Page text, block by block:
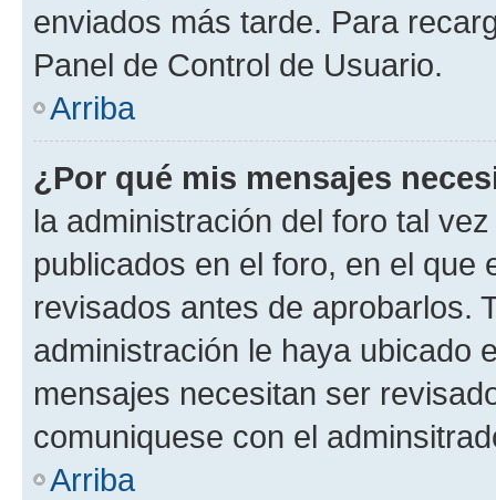
enviados más tarde. Para
Panel de Control de Usuario.
Arriba
¿Por qué mis mensajes
la administración del foro tal
publicados en el foro, en el
revisados antes de aprobarlos.
administración le haya ubicado
mensajes necesitan ser
comuniquese con el
Arriba